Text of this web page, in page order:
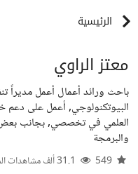
الرئيسية
معتز الراوي
باحث ورائد أعمال أعمل مديراً
البيوتكنولوجي, أعمل على دعم
العلمي في تخصصي, بجانب بعض
والبرمجة